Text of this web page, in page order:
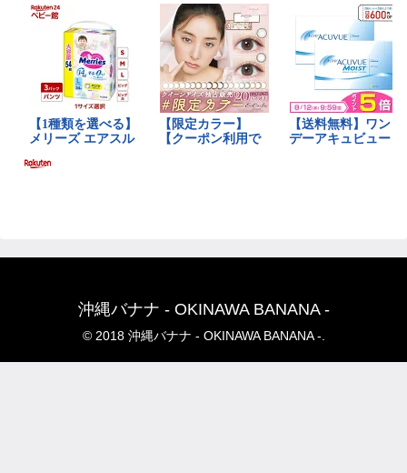
沖縄バナナ - OKINAWA BANANA -
© 2018 沖縄バナナ - OKINAWA BANANA -.